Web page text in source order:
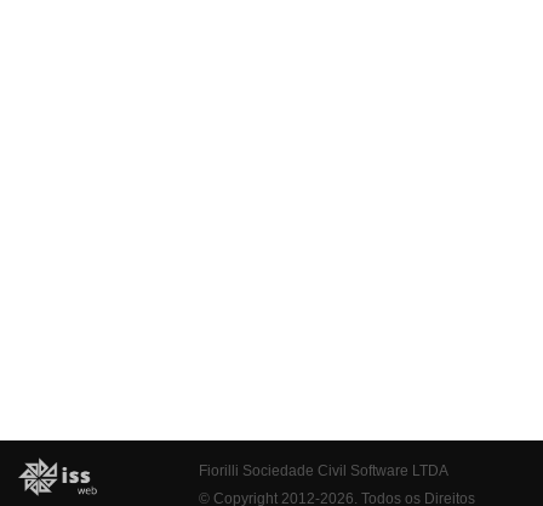
Fiorilli Sociedade Civil Software LTDA
© Copyright 2012-2026. Todos os Direitos